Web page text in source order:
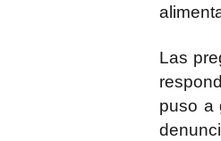
Las
puso a